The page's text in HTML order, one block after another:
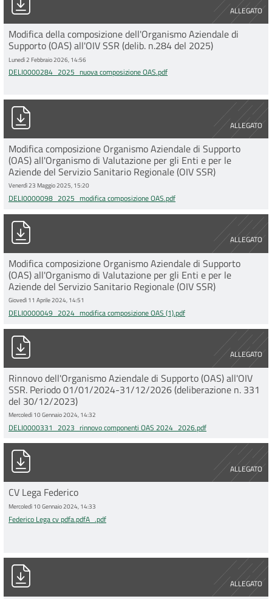
ALLEGATO
Modifica della composizione dell'Organismo Aziendale di
Supporto (OAS) all'OIV SSR (delib. n.284 del 2025)
Lunedì 2 Febbraio 2026, 14:56
DELI0000284_2025_nuova composizione OAS.pdf
ALLEGATO
DELI0000098_2025_modifica composizione OAS.pdf
Modifica composizione Organismo Aziendale di Supporto
(OAS) all'Organismo di Valutazione per gli Enti e per le
Aziende del Servizio Sanitario Regionale (OIV SSR)
Venerdì 23 Maggio 2025, 15:20
DELI0000098_2025_modifica composizione OAS.pdf
ALLEGATO
DELI0000049_2024_modifica composizione OAS (1).pdf
Modifica composizione Organismo Aziendale di Supporto
(OAS) all'Organismo di Valutazione per gli Enti e per le
Aziende del Servizio Sanitario Regionale (OIV SSR)
Giovedì 11 Aprile 2024, 14:51
DELI0000049_2024_modifica composizione OAS (1).pdf
ALLEGATO
DELI0000331_2023_rinnovo componenti OAS 2024_2026.pdf
Rinnovo dell'Organismo Aziendale di Supporto (OAS) all'OIV
SSR. Periodo 01/01/2024-31/12/2026 (deliberazione n. 331
del 30/12/2023)
Mercoledì 10 Gennaio 2024, 14:32
DELI0000331_2023_rinnovo componenti OAS 2024_2026.pdf
ALLEGATO
Federico Lega cv pdfa.pdfA_.pdf
CV Lega Federico
Mercoledì 10 Gennaio 2024, 14:33
Federico Lega cv pdfa.pdfA_.pdf
ALLEGATO
DGR 2003 2023 NOMINA OIV-SSR (1).pdf